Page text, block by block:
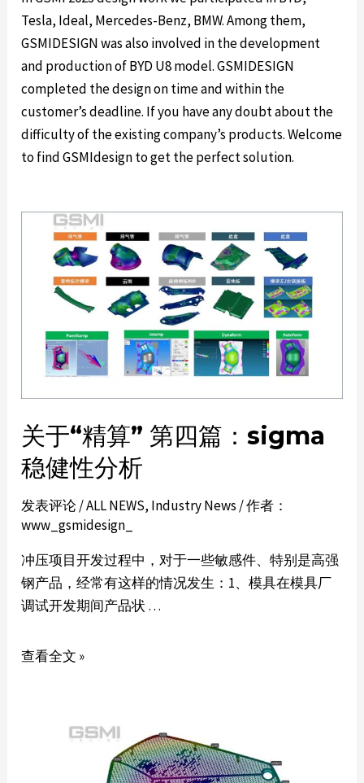
Tesla, Ideal, Mercedes-Benz, BMW. Among them,
GSMIDESIGN was also involved in the development
and production of BYD U8 model. GSMIDESIGN
completed the design on time and within the
customer’s deadline. If you have any doubt about the
difficulty of the existing company’s products. Welcome
to find GSMIdesign to get the perfect solution.
关于“精算” 第四篇：sigma
稳健性分析
发表评论 /ALL NEWS, Industry News / 作者：
www_gsmidesign_
冲压项目开发过程中，对于一些敏感件、特别是高强
钢产品，经常有这样的情况发生：1、模具在模具厂
调试开发期间产品状 …
查看全文 »